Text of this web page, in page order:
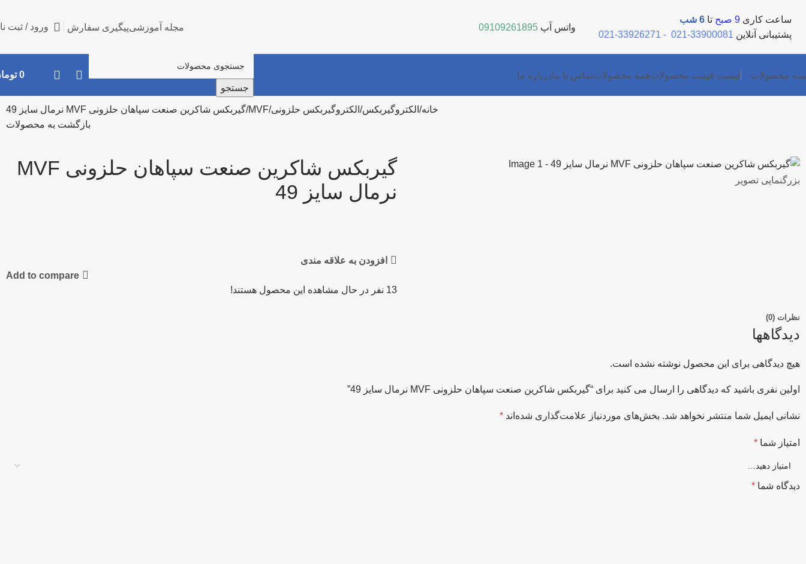
ساعت کاری 9 صبح تا 6 شب
پشتیبانی آنلاین 33900081-021
-
33926271-021
واتس آپ 09109261895 مجله آموزشیپیگیری سفارش ورود / ثبت
محصولات لیست قیمت محصولاتهمه محصولاتتماس با مادرباره ما
جستجو
0
خانه الکتروگیربکس الکتروگیربکس حلزونی MVF گیربکس شاکرین صنعت سپاهان حلزونی MVF نرمال سایز 49
بازگشت به محصولات
بزرگنمایی تصویر
گیربکس شاکرین صنعت سپاهان حلزونی MVF
نرمال سایز 49
افزودن به علاقه مندی
Add to compare
13 نفر در حال مشاهده این محصول هستند!
نظرات (0)
دیدگاهها
هیچ دیدگاهی برای این محصول نوشته نشده است.
اولین نفری باشید که دیدگاهی را ارسال می کنید برای “گیربکس شاکرین صنعت سپاهان حلزونی MVF نرمال سایز 49”
نشانی ایمیل شما منتشر نخواهد شد. بخش‌های موردنیاز علامت‌گذاری شده‌اند *
امتیاز شما *
دیدگاه شما *